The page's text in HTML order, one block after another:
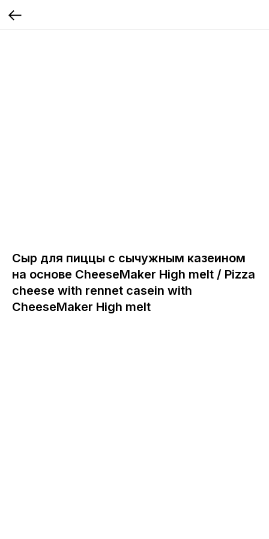
Сыр для пиццы с сычужным казеином
на основе CheeseMaker High melt / Pizza
cheese with rennet casein with
CheeseMaker High melt